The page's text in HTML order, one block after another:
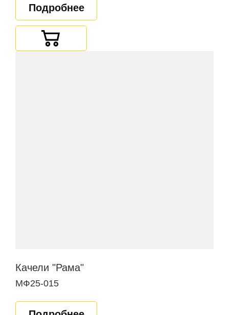
Подробнее
Качели "Рама"
МФ25-015